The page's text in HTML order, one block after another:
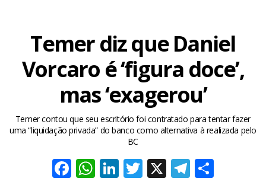
Temer diz que Daniel
Vorcaro é ‘figura doce’,
mas ‘exagerou’
Temer contou que seu escritório foi contratado para tentar fazer
uma “liquidação privada” do banco como alternativa à realizada pelo
BC
Facebook
WhatsApp
LinkedIn
Twitter
X